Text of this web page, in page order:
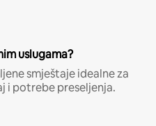
uslugama?
smještaje idealne za
i potrebe preseljenja.